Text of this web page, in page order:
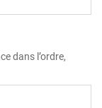
dans l’ordre,